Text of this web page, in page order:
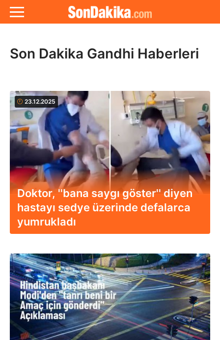
Son Dakika Gandhi Haberleri
23.12.2025
Doktor, ''bana saygı göster'' diyen
hastayı sedye üzerinde defalarca
yumrukladı
27.05.2024